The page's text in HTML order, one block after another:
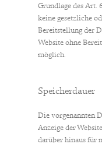
Grundlage des Art.
keine gesetzliche
Bereitstellung der
Website ohne
möglich.
Speicherdauer
Die vorgenannten
Anzeige der
darüber hinaus für